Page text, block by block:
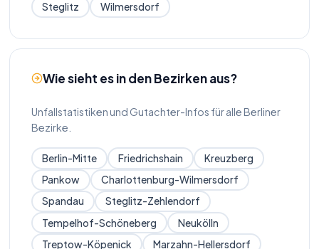
Steglitz Wilmersdorf
Wie sieht es in den Bezirken aus?
Unfallstatistiken und Gutachter-Infos für alle Berliner
Bezirke.
Berlin-Mitte Friedrichshain
Kreuzberg
Pankow
Charlottenburg-Wilmersdorf
Spandau
Steglitz-Zehlendorf
Tempelhof-Schöneberg
Neukölln
Treptow-Köpenick
Marzahn-Hellersdorf